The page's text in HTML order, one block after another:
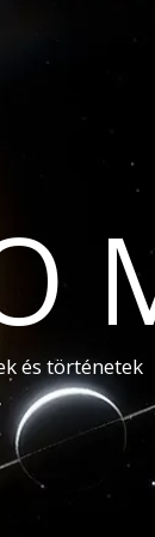
és történetek